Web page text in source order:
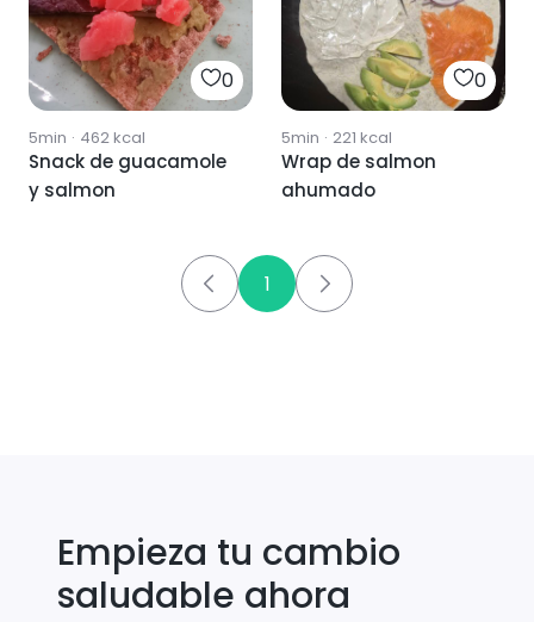
0
5min · 462kcal
Snack de guacamole
y salmon
0
5min · 221 kcal
Wrap de salmon
ahumado
1
Empieza tu cambio
saludable ahora